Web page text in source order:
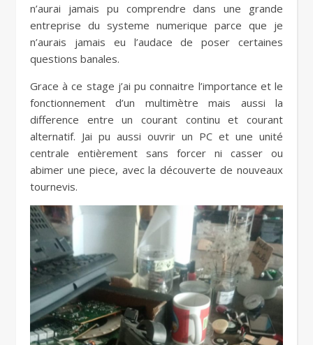
n’aurai jamais pu comprendre dans une grande
entreprise du systeme numerique parce que je
n’aurais jamais eu l’audace de poser certaines
questions banales.
Grace à ce stage j’ai pu connaitre l’importance et le
fonctionnement d’un multimètre mais aussi la
difference entre un courant continu et courant
alternatif. Jai pu aussi ouvrir un PC et une unité
centrale entièrement sans forcer ni casser ou
abimer une piece, avec la découverte de nouveaux
tournevis.